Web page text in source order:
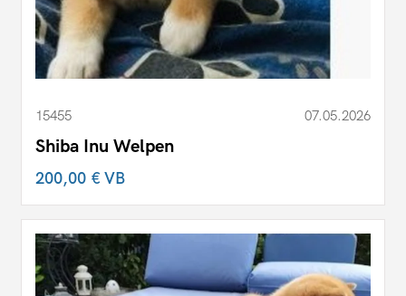
15455 07.05.2026
Shiba Inu Welpen
200,00 €VB